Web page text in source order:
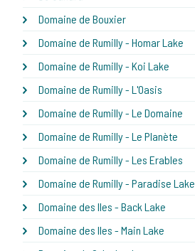
Domaine de Bouxier
Domaine de Rumilly - Homar Lake
Domaine de Rumilly - Koi Lake
Domaine de Rumilly - L'Oasis
Domaine de Rumilly - Le Domaine
Domaine de Rumilly - Le Planète
Domaine de Rumilly - Les Erables
Domaine de Rumilly - Paradise Lake
Domaine des Iles - Back Lake
Domaine des Iles - Main Lake